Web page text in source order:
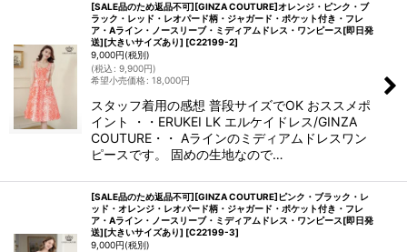
[SALE品のため返品不可][GINZA COUTURE]オレンジ・ピンク・ブ
ラック・レッド・レオパード柄・ジャガード・ポケット付き・フレ
ア・Aライン・ノースリーブ・ミディアムドレス・ワンピース[即日発
送][大きいサイズあり] [C22199-2]
9,000円(税別)
(税込: 9,900円)
希望小売価格: 18,000円
スタッフ着用の感想 普段サイズでOK おススメポ
イント ・・ERUKEI LK エルケイドレス/GINZA
COUTURE・・ Aラインのミディアムドレスワン
ピースです。 固めの生地なので…
[SALE品のため返品不可][GINZA COUTURE]ピンク・ブラック・レ
ッド・オレンジ・レオパード柄・ジャガード・ポケット付き・フレ
ア・Aライン・ノースリーブ・ミディアムドレス・ワンピース[即日発
送][大きいサイズあり] [C22199-3]
9,000円(税別)